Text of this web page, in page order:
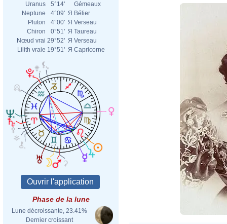
Uranus
5°14'
Gémeaux
Neptune
4°09' Я Bélier
Pluton
4°00' Я Verseau
Chiron
0°51' Я Taureau
Nœud vrai 29°52' Я Verseau
Lilith vraie 19°51' Я Capricorne
Phase de la lune
Lune décroissante, 23.41%
Dernier croissant